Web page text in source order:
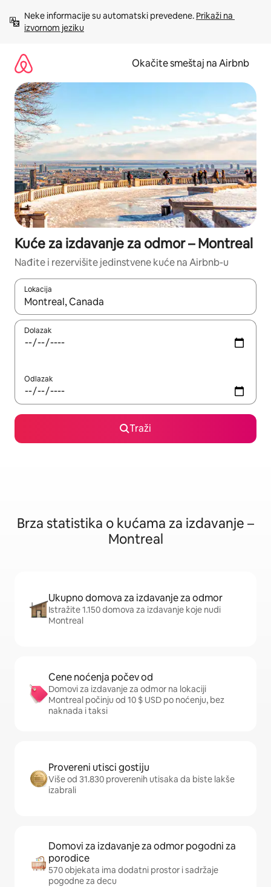
sadržaj
Neke informacije su automatski prevedene. Prikaži na
izvornom jeziku
Okačite smeštaj na Airbnb
Kuće za izdavanje za odmor – Montreal
Nađite i rezervišite jedinstvene kuće na Airbnb-u
Lokacija
Kad su rezultati dostupni, možete da se krećete kroz njih
Dolazak
Odlazak
Traži
Brza statistika o kućama za izdavanje –
Montreal
Ukupno domova za izdavanje za odmor
Istražite 1.150 domova za izdavanje koje nudi
Montreal
Cene noćenja počev od
Domovi za izdavanje za odmor na lokaciji
Montreal počinju od 10 $ USD po noćenju, bez
naknada i taksi
Provereni utisci gostiju
Više od 31.830 proverenih utisaka da biste lakše
izabrali
Domovi za izdavanje za odmor pogodni za
porodice
570 objekata ima dodatni prostor i sadržaje
pogodne za decu